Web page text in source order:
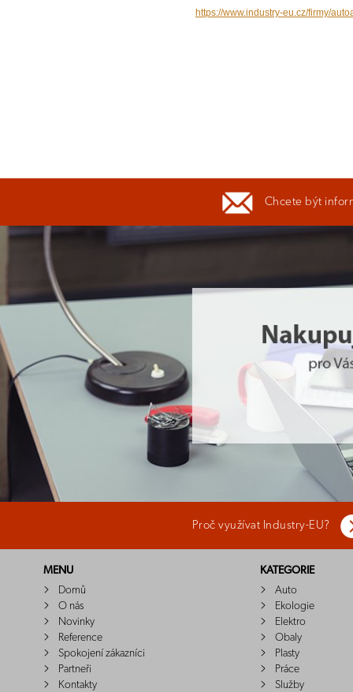
https://www.industry-eu.cz/firmy/
Chcete být
Proč využívat Industry-EU?
MENU
Domů
O nás
Novinky
Reference
Spokojení zákazníci
Partneři
Kontakty
KATEGORIE
Auto
Ekologie
Elektro
Obaly
Plasty
Práce
Služby